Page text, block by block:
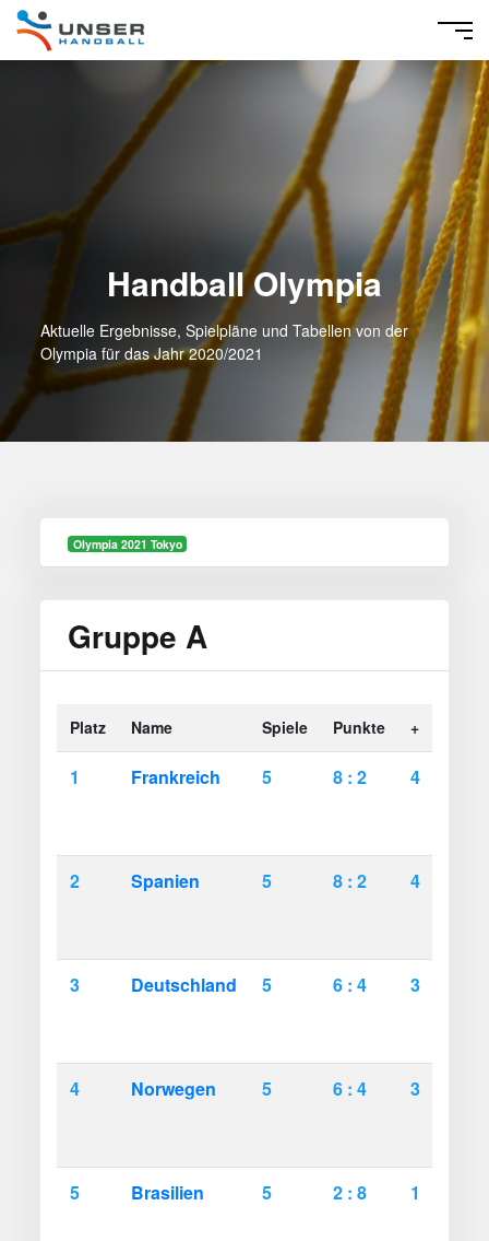
Handball Olympia
Aktuelle Ergebnisse, Spielpläne und Tabellen von der
Olympia für das Jahr 2020/2021
Olympia 2021 Tokyo
Gruppe A
Platz Name Spiele Punkte +
1 Frankreich 5 8 : 2 4
2 Spanien 5 8 : 2 4
3 Deutschland 5 6 : 4 3
4 Norwegen 5 6 : 4 3
5 Brasilien 5 2 : 8 1